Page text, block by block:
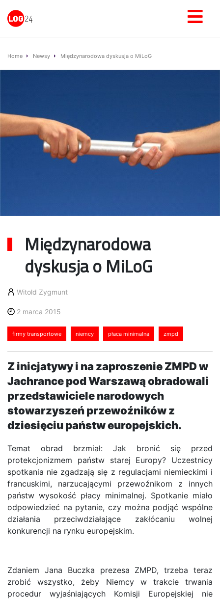
Home Newsy Międzynarodowa dyskusja o MiLoG
Międzynarodowa
dyskusja o MiLoG
Witold Zygmunt
2 marca 2015
firmy transportowe niemcy płaca minimalna zmpd
Z inicjatywy i na zaproszenie ZMPD w
Jachrance pod Warszawą obradowali
przedstawiciele narodowych
stowarzyszeń przewoźników z
dziesięciu państw europejskich.
Temat obrad brzmiał: Jak bronić się przed
protekcjonizmem państw starej Europy? Uczestnicy
spotkania nie zgadzają się z regulacjami niemieckimi i
francuskimi, narzucającymi przewoźnikom z innych
państw wysokość płacy minimalnej. Spotkanie miało
odpowiedzieć na pytanie, czy można podjąć wspólne
działania przeciwdziałające zakłócaniu wolnej
konkurencji na rynku europejskim.
Zdaniem Jana Buczka prezesa ZMPD, trzeba teraz
zrobić wszystko, żeby Niemcy w trakcie trwania
procedur wyjaśniających Komisji Europejskiej nie